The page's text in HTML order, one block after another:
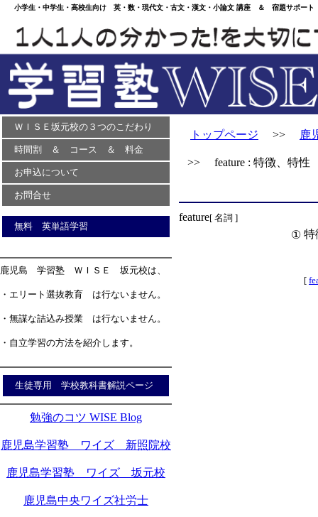
小学生・中学生・高校生向け 英・数・現代文・古文・漢文・小論文 講座 ＆ 宿題サポー
ＷＩＳＥ坂元校の３つのこだわり
時間割 ＆ コース ＆ 料金
お申込について
お問合せ
無料 英単語学習
鹿児島 学習塾 ＷＩＳＥ 坂元校は、
・エリート選抜教育 は行ないません。
・無謀な詰込み授業 は行ないません。
・自立学習の方法を紹介します。
生徒専用 学校教科書解説ページ
勉強のコツ WISE Blog
鹿児島学習塾 ワイズ 新照院校
鹿児島学習塾 ワイズ 坂元校
鹿児島中央ワイズ社労士
トップページ >> 鹿
>> feature : 特徴、特性
feature[ 名詞 ]
① 特
[